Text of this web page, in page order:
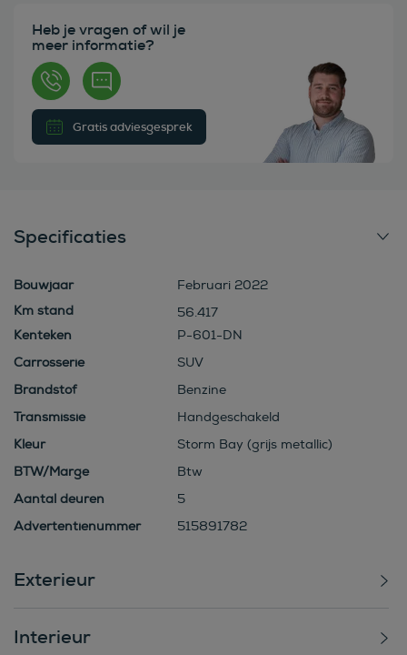
Heb je vragen of wil je
meer informatie?
Gratis adviesgesprek
Specificaties
Bouwjaar
Februari 2022
56.417
Kenteken
P-601-DN
Carrosserie
SUV
Brandstof
Benzine
Transmissie
Handgeschakeld
Kleur
Storm Bay (grijs metallic)
BTW/Marge
Btw
Aantal deuren
5
Advertentienummer
515891782
Exterieur
Interieur